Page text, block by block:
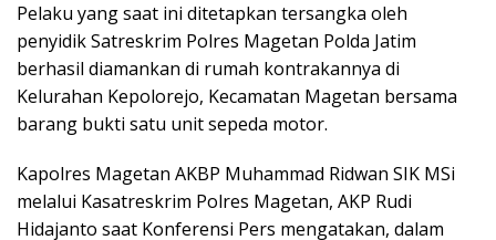
Pelaku yang saat ini ditetapkan tersangka oleh
penyidik Satreskrim Polres Magetan Polda Jatim
berhasil diamankan di rumah kontrakannya di
Kelurahan Kepolorejo, Kecamatan Magetan bersama
barang bukti satu unit sepeda motor.
Kapolres Magetan AKBP Muhammad Ridwan SIK MSi
melalui Kasatreskrim Polres Magetan, AKP Rudi
Hidajanto saat Konferensi Pers mengatakan, dalam